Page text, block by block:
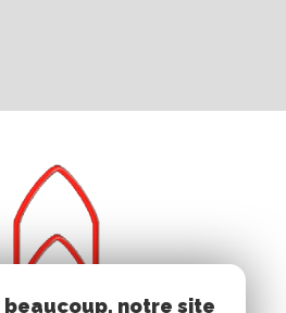
beaucoup, notre site